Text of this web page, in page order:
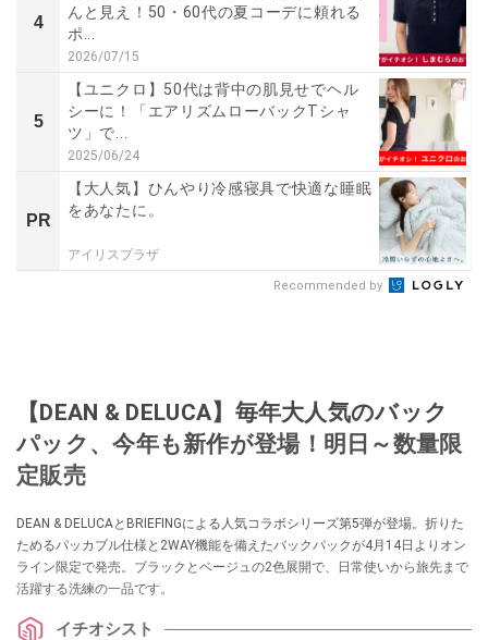
4
んと見え！50・60代の夏コーデに頼れる
ポ...
2026/07/15
5
【ユニクロ】50代は背中の肌見せでヘル
シーに！「エアリズムローバックTシャ
ツ」で...
2025/06/24
PR
【大人気】ひんやり冷感寝具で快適な睡眠
をあなたに。
アイリスプラザ
Recommended by
【DEAN & DELUCA】毎年大人気のバック
パック、今年も新作が登場！明日～数量限
定販売
DEAN & DELUCAとBRIEFINGによる人気コラボシリーズ第5弾が登場。折りた
ためるパッカブル仕様と2WAY機能を備えたバックパックが4月14日よりオン
ライン限定で発売。ブラックとベージュの2色展開で、日常使いから旅先まで
活躍する洗練の一品です。
イチオシスト